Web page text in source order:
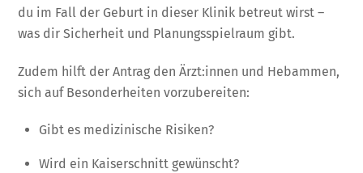
du im Fall der Geburt in dieser Klinik betreut wirst –
was dir Sicherheit und Planungsspielraum gibt.
Zudem hilft der Antrag den Ärzt:innen und Hebammen,
sich auf Besonderheiten vorzubereiten:
Gibt es medizinische Risiken?
Wird ein Kaiserschnitt gewünscht?